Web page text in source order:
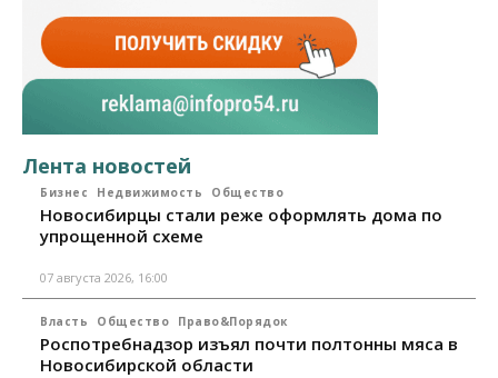
Лента новостей
Бизнес Недвижимость Общество
Новосибирцы стали реже оформлять дома по
упрощенной схеме
07 августа 2026, 16:00
Власть Общество Право&Порядок
Роспотребнадзор изъял почти полтонны мяса в
Новосибирской области